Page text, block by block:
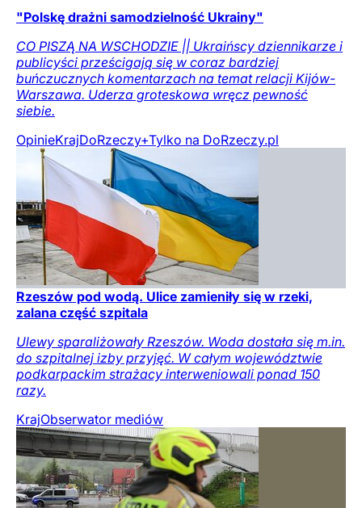
"Polskę drażni samodzielność Ukrainy"
CO PISZĄ NA WSCHODZIE || Ukraińscy dziennikarze i
publicyści prześcigają się w coraz bardziej
buńczucznych komentarzach na temat relacji Kijów-
Warszawa. Uderza groteskowa wręcz pewność
siebie.
OpinieKrajDoRzeczy+Tylko na DoRzeczy.pl
Rzeszów pod wodą. Ulice zamieniły się w rzeki,
zalana część szpitala
Ulewy sparaliżowały Rzeszów. Woda dostała się m.in.
do szpitalnej izby przyjęć. W całym województwie
podkarpackim strażacy interweniowali ponad 150
razy.
KrajObserwator mediów